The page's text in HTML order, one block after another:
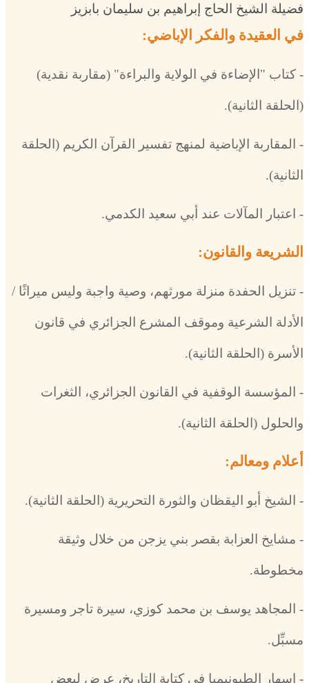
فضيلة الشيخ الحاج إبراهيم بن سليمان بابزيز
في العقيدة والفكر الإباضي:
- كتاب "الإضاءة في الولاية والبراءة" (مقاربة نقدية)
(الحلقة الثانية).
- المقاربة الإباضية لمنهج تفسير القرآن الكريم (الحلقة
الثانية).
- اعتبار المآلات عند أبي سعيد الكدمي.
الشريعة والقانون:
- تنزيل الحفدة منزلة مورثهم، وصية واجبة وليس ميراثًا /
الأدلة الشرعية وموقف المشرع الجزائري في قانون
الأسرة (الحلقة الثانية).
- المؤسسة الوقفية في القانون الجزائري، الثغرات
والحلول (الحلقة الثانية).
أعلام ومعالم:
- الشيخ أبو اليقظان والثورة التحريرية (الحلقة الثانية).
- مشايخ العزابة بقصر بني يزجن من خلال وثيقة
مخطوطة.
- المجاهد يوسف بن محمد كوزي، سيرة تاجر ومسيرة
مسبِّل.
- إسهار الطبونيميا في كتابة التاريخ، عرض لبعض